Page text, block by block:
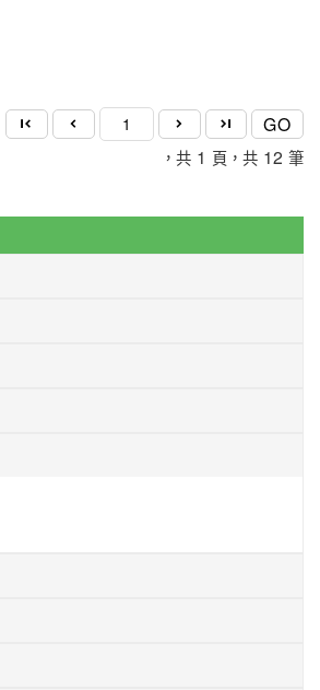
GO
，共 1 頁，共 12 筆